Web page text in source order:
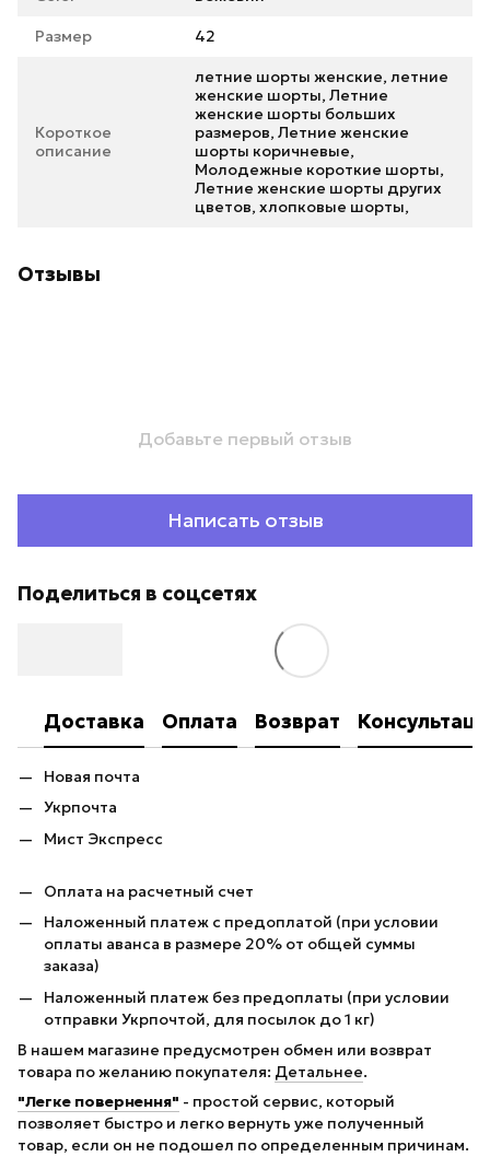
Размер 42
Короткое
описание
летние шорты женские, летние
женские шорты, Летние
женские шорты больших
размеров, Летние женские
шорты коричневые,
Молодежные короткие шорты,
Летние женские шорты других
цветов, хлопковые шорты,
Отзывы
Добавьте первый отзыв
Написать отзыв
Поделиться в соцсетях
Доставка Оплата Возврат
Новая почта
Укрпочта
Мист Экспресс
Оплата на расчетный счет
Наложенный платеж с предоплатой (при условии
оплаты аванса в размере 20% от общей суммы
заказа)
Наложенный платеж без предоплаты (при условии
отправки Укрпочтой, для посылок до 1 кг)
В нашем магазине предусмотрен обмен или возврат
товара по желанию покупателя: Детальнее.
"Легке повернення" - простой сервис, который
позволяет быстро и легко вернуть уже полученный
товар, если он не подошел по определенным причинам.